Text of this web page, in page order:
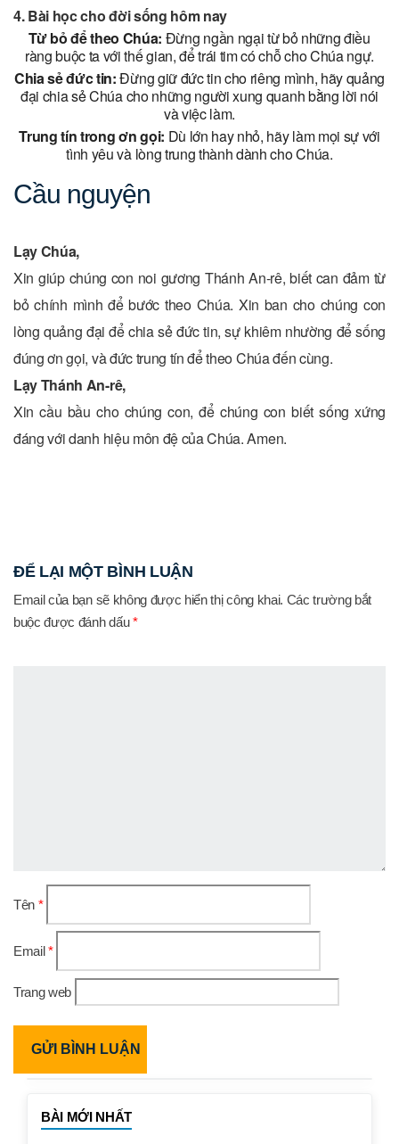
4. Bài học cho đời sống hôm nay
Từ bỏ để theo Chúa: Đừng ngần ngại từ bỏ những điều
ràng buộc ta với thế gian, để trái tim có chỗ cho Chúa ngự.
Chia sẻ đức tin:Đừng giữ đức tin cho riêng mình, hãy quảng
đại chia sẻ Chúa cho những người xung quanh bằng lời nói
và việc làm.
Trung tín trong ơn gọi: Dù lớn hay nhỏ, hãy làm mọi sự với
tình yêu và lòng trung thành dành cho Chúa.
Cầu nguyện
Lạy Chúa,
Xin giúp chúng con noi gương Thánh An-rê, biết can đảm từ
bỏ chính mình để bước theo Chúa. Xin ban cho chúng con
lòng quảng đại để chia sẻ đức tin, sự khiêm nhường để sống
đúng ơn gọi, và đức trung tín để theo Chúa đến cùng.
Lạy Thánh An-rê,
Xin cầu bầu cho chúng con, để chúng con biết sống xứng
đáng với danh hiệu môn đệ của Chúa. Amen.
ĐỂ LẠI MỘT BÌNH LUẬN
Email của bạn sẽ không được hiển thị công khai. Các trường bắt
buộc được đánh dấu*
Tên *
Email*
Trang web
BÀI MỚI NHẤT